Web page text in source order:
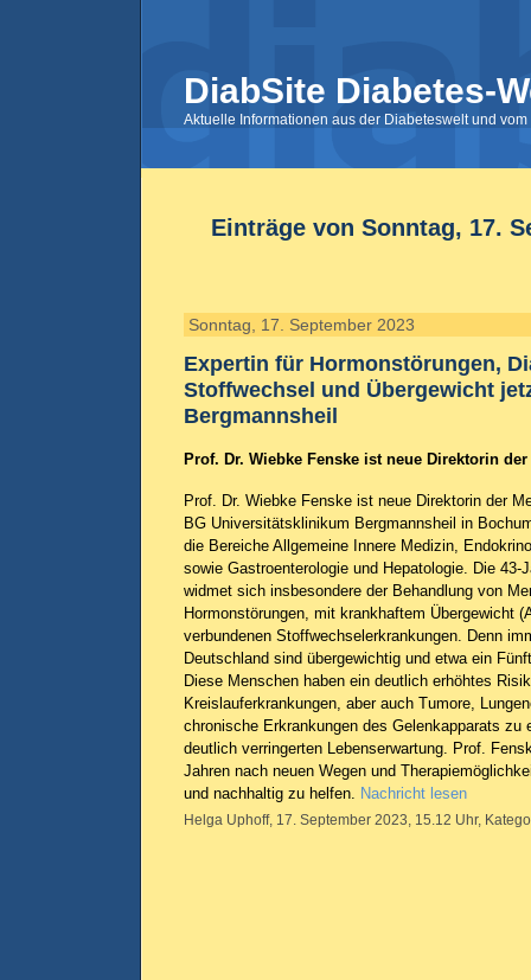
DiabSite Diabetes-
Aktuelle Informationen aus der Diabeteswelt und
Einträge von Sonntag, 17.
Sonntag, 17. September 2023
Expertin für Hormonstörungen,
Stoffwechsel und Übergewicht
Bergmannsheil
Prof. Dr. Wiebke Fenske ist neue Direktorin
Prof. Dr. Wiebke Fenske ist neue Direktorin der
BG Universitätsklinikum Bergmannsheil in
die Bereiche Allgemeine Innere Medizin,
sowie Gastroenterologie und Hepatologie. Die 43-
widmet sich insbesondere der Behandlung von
Hormonstörungen, mit krankhaftem Übergewicht
verbundenen Stoffwechselerkrankungen. Denn
Deutschland sind übergewichtig und etwa ein
Diese Menschen haben ein deutlich erhöhtes
Kreislauferkrankungen, aber auch Tumore,
chronische Erkrankungen des Gelenkapparats zu
deutlich verringerten Lebenserwartung. Prof.
Jahren nach neuen Wegen und
und nachhaltig zu helfen.
Nachricht lesen
Helga Uphoff, 17. September 2023, 15.12 Uhr,